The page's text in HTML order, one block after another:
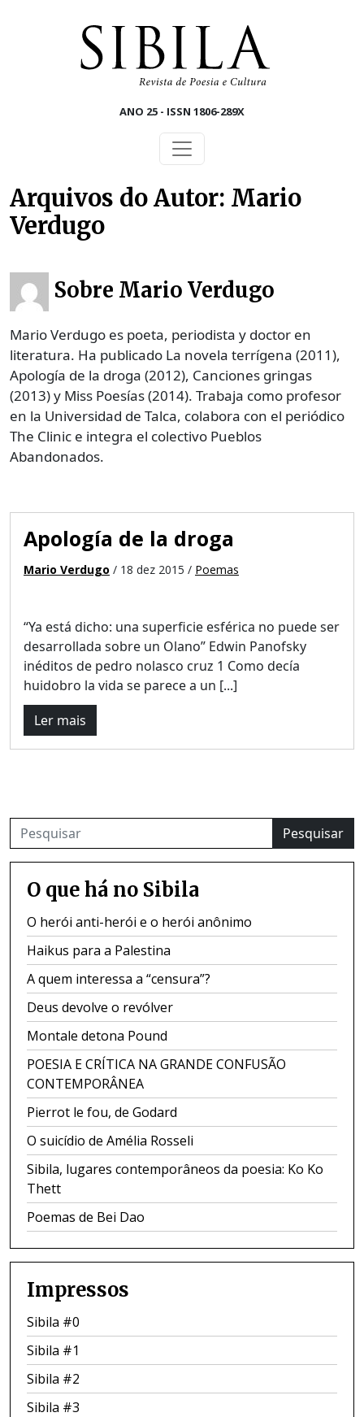
ANO 25 - ISSN 1806-289X
Arquivos do Autor: Mario
Verdugo
Sobre Mario Verdugo
Mario Verdugo es poeta, periodista y doctor en
literatura. Ha publicado La novela terrígena (2011),
Apología de la droga (2012), Canciones gringas
(2013) y Miss Poesías (2014). Trabaja como profesor
en la Universidad de Talca, colabora con el periódico
The Clinic e integra el colectivo Pueblos
Abandonados.
Apología de la droga
Mario Verdugo / 18 dez 2015 / Poemas
“Ya está dicho: una superficie esférica no puede ser
desarrollada sobre un Olano” Edwin Panofsky
inéditos de pedro nolasco cruz 1 Como decía
huidobro la vida se parece a un [...]
Ler mais
Pesquisar
O que há no Sibila
O herói anti-herói e o herói anônimo
Haikus para a Palestina
A quem interessa a “censura”?
Deus devolve o revólver
Montale detona Pound
POESIA E CRÍTICA NA GRANDE CONFUSÃO
CONTEMPORÂNEA
Pierrot le fou, de Godard
O suicídio de Amélia Rosseli
Sibila, lugares contemporâneos da poesia: Ko Ko
Thett
Poemas de Bei Dao
Impressos
Sibila #0
Sibila #1
Sibila #2
Sibila #3